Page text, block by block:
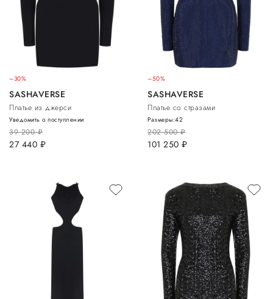
–30%
SASHAVERSE
Платье из джерси
39 200руб.
27 440 руб.
Уведомить о поступлении
–50%
SASHAVERSE
Платье со стразами
202 500руб.
101 250 руб.
Размеры:42